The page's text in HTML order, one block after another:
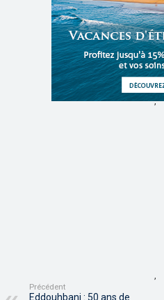
,
,
Précédent
Eddouhbani : 50 ans de